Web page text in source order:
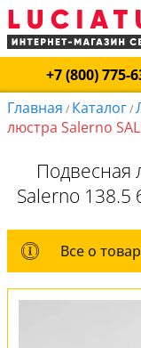
+7 (800) 775-
Главная / Каталог/
люстра Salerno
Подвесная
Salerno
Все о
Все о
Комплект